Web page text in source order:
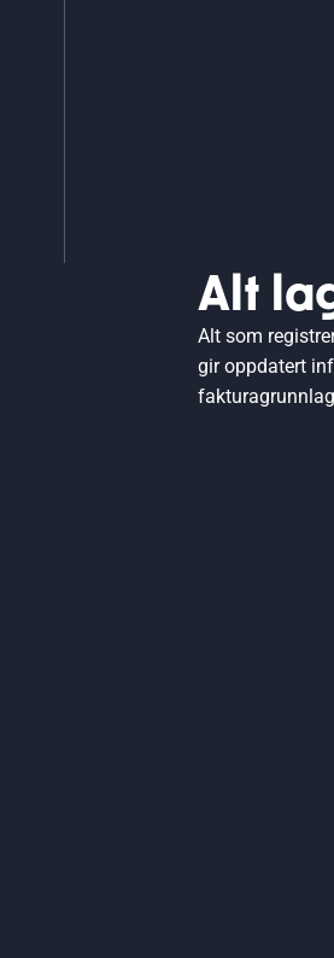
Alt
Alt som
gir oppdatert